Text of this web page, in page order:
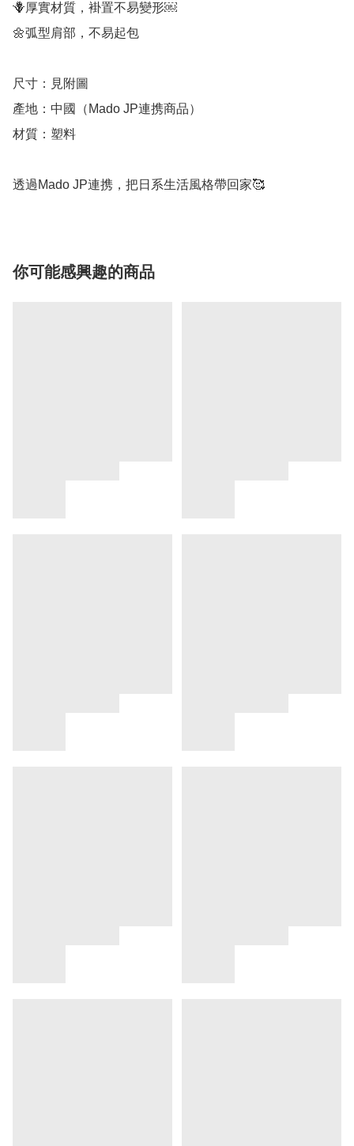
🪻厚實材質，褂置不易變形￼
🌼弧型肩部，不易起包
尺寸：見附圖
產地：中國（Mado JP連携商品）
材質：塑料
透過Mado JP連携，把日系生活風格帶回家🥰
你可能感興趣的商品